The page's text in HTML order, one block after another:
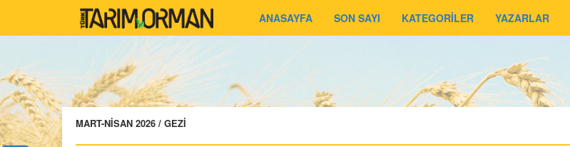
ANASAYFA SON SAYI KATEGORİLER YAZARLAR
MART-NİSAN 2026 / GEZİ